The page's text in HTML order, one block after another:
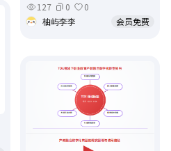
127
0
0
柚屿李李
会员免费